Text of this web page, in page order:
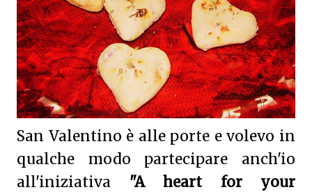
San Valentino è alle porte e volevo in
qualche modo partecipare anch'io
all'iniziativa "A heart for your